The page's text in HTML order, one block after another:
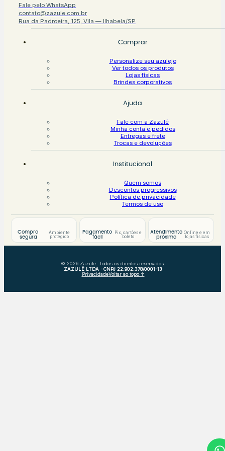
Fale pelo WhatsApp
contato@zazule.com.br
Rua da Padroeira, 125, Vila — Ilhabela/SP
Comprar
Personalize seu azulejo
Ver todos os produtos
Lojas físicas
Brindes corporativos
Ajuda
Fale com a Zazulê
Minha conta e pedidos
Entregas e frete
Trocas e devoluções
Institucional
Quem somos
Descontos progressivos
Política de privacidade
Termos de uso
Compra
segura
Ambiente
protegido
Pagamento
fácil
Pix, cartões e
boleto
Atendimento
próximo
Online e em
lojas físicas
© 2026 Zazulê. Todos os direitos reservados.
ZAZULÊ LTDA · CNPJ 22.902.378/0001-13
PrivacidadeVoltar ao topo ↑